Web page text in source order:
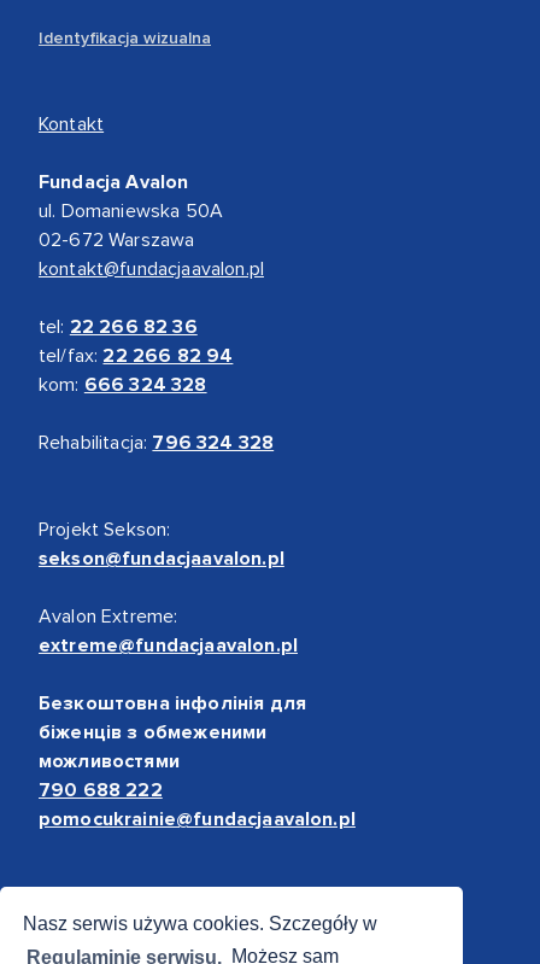
Nasz serwis używa cookies. Szczegóły w
Regulaminie serwisu. Możesz sam
Identyfikacja wizualna
Kontakt
Fundacja Avalon
ul. Domaniewska 50A
02-672 Warszawa
kontakt@fundacjaavalon.pl
tel: 22 266 82 36
tel/fax: 22 266 82 94
kom: 666 324 328
Rehabilitacja: 796 324 328
Projekt Sekson:
sekson@fundacjaavalon.pl
Avalon Extreme:
extreme@fundacjaavalon.pl
Безкоштовна інфолінія для
біженців з обмеженими
можливостями
790 688 222
pomocukrainie@fundacjaavalon.pl
Bezpieczne płatności